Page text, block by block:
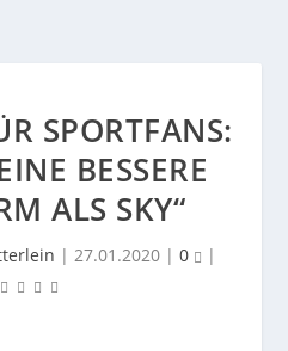
SPORTFANS:
BESSERE
ALS SKY“
| 27.01.2020 | 0 |